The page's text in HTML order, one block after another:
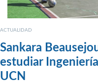
ACTUALIDAD
Sankara
estudiar
UCN